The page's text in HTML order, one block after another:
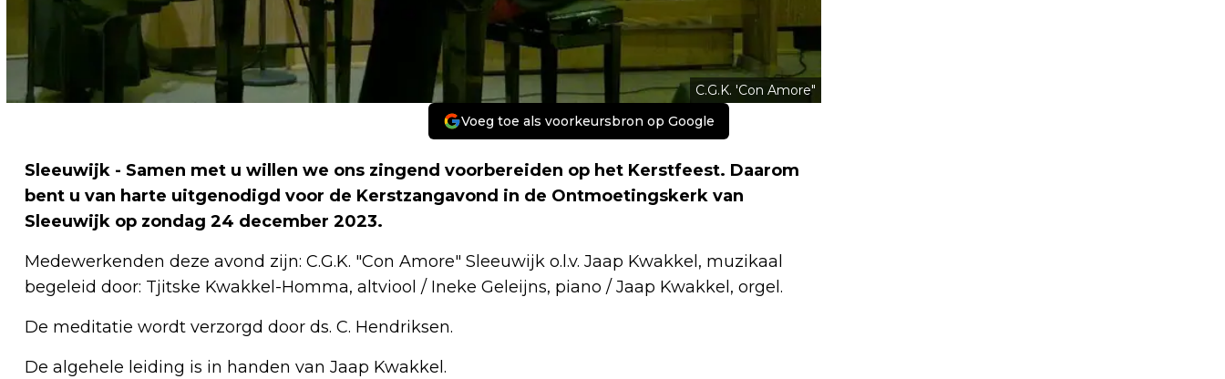
C.G.K. 'Con Amore"
Voeg toe als voorkeursbron op Google
Sleeuwijk - Samen met u willen we ons zingend voorbereiden op het Kerstfeest. Daarom
bent u van harte uitgenodigd voor de Kerstzangavond in de Ontmoetingskerk van
Sleeuwijk op zondag 24 december 2023.
Medewerkenden deze avond zijn: C.G.K. "Con Amore" Sleeuwijk o.l.v. Jaap Kwakkel, muzikaal
begeleid door: Tjitske Kwakkel-Homma, altviool / Ineke Geleijns, piano / Jaap Kwakkel, orgel.
De meditatie wordt verzorgd door ds. C. Hendriksen.
De algehele leiding is in handen van Jaap Kwakkel.